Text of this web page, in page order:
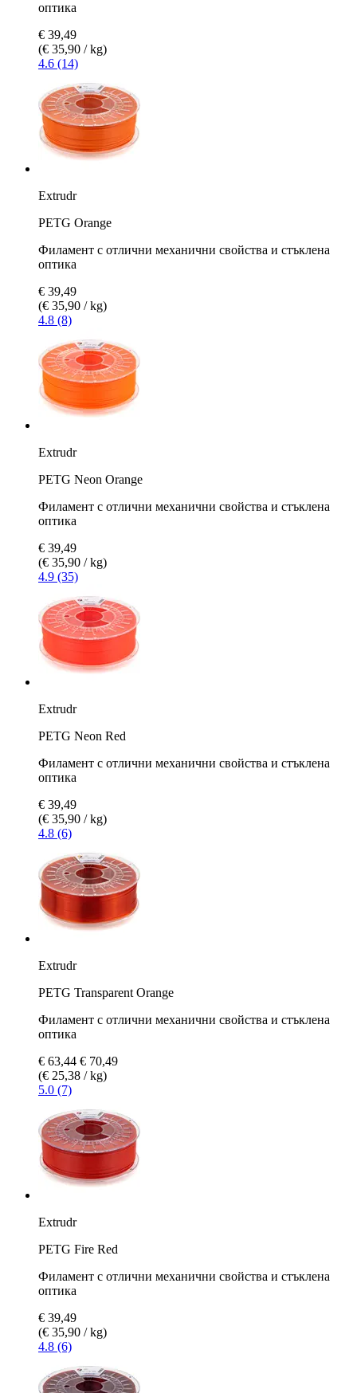
оптика
€ 39,49
(€ 35,90 / kg)
4.6 (14)
Extrudr
PETG Orange
Филамент с отлични механични свойства и стъклена
оптика
€ 39,49
(€ 35,90 / kg)
4.8 (8)
Extrudr
PETG Neon Orange
Филамент с отлични механични свойства и стъклена
оптика
€ 39,49
(€ 35,90 / kg)
4.9 (35)
Extrudr
PETG Neon Red
Филамент с отлични механични свойства и стъклена
оптика
€ 39,49
(€ 35,90 / kg)
4.8 (6)
Extrudr
PETG Transparent Orange
Филамент с отлични механични свойства и стъклена
оптика
€ 63,44 € 70,49
(€ 25,38 / kg)
5.0 (7)
Extrudr
PETG Fire Red
Филамент с отлични механични свойства и стъклена
оптика
€ 39,49
(€ 35,90 / kg)
4.8 (6)